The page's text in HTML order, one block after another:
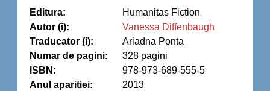
Editura:
Humanitas Fiction
Autor (i):
Vanessa Diffenbaugh
Traducator (i):
Ariadna Ponta
Numar de pagini:
328 pagini
ISBN:
978-973-689-555-5
Anul aparitiei:
2013